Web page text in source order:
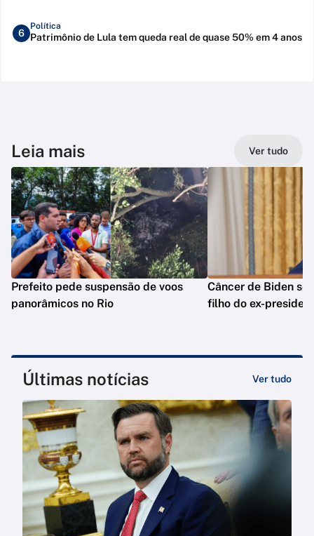
6
Política
Patrimônio de Lula tem queda real de quase 50% em 4 anos
Leia mais Ver tudo
Prefeito pede suspensão de voos
panorâmicos no Rio
Câncer de Biden se
filho do ex-
Últimas notícias Ver tudo